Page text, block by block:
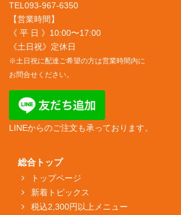
TEL093-967-6350
【営業時間】
《 平 日 》10:00〜17:00
《土日祝》定休日
※土日祝に配達ご希望の方は営業時間内に
お問合せください。
LINEからのご注文も承っております。
総合トップ
トップページ
新着トピックス
税込2,300円以上メニュー